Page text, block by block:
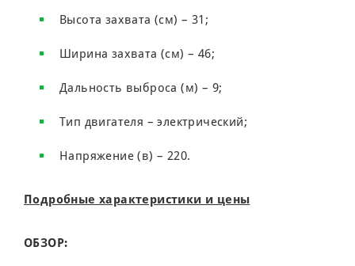
Высота захвата (см) – 31;
Ширина захвата (см) – 46;
Дальность выброса (м) – 9;
Тип двигателя – электрический;
Напряжение (в) – 220.
Подробные характеристики и цены
ОБЗОР: